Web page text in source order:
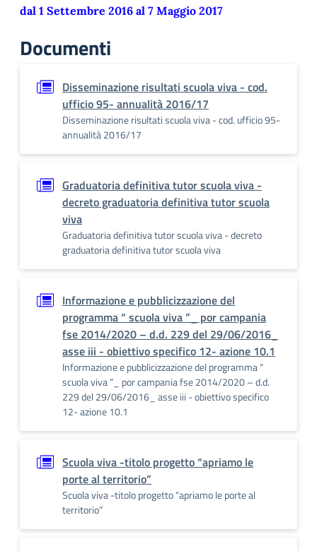
dal 1 Settembre 2016 al 7 Maggio 2017
Documenti
Disseminazione risultati scuola viva - cod.
ufficio 95- annualità 2016/17
Disseminazione risultati scuola viva - cod. ufficio 95-
annualità 2016/17
Graduatoria definitiva tutor scuola viva -
decreto graduatoria definitiva tutor scuola
viva
Graduatoria definitiva tutor scuola viva - decreto
graduatoria definitiva tutor scuola viva
Informazione e pubblicizzazione del
programma “ scuola viva ”_ por campania
fse 2014/2020 – d.d. 229 del 29/06/2016_
asse iii - obiettivo specifico 12- azione 10.1
Informazione e pubblicizzazione del programma “
scuola viva ”_ por campania fse 2014/2020 – d.d.
229 del 29/06/2016_ asse iii - obiettivo specifico
12- azione 10.1
Scuola viva -titolo progetto “apriamo le
porte al territorio”
Scuola viva -titolo progetto “apriamo le porte al
territorio”